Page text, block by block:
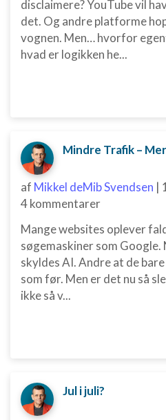
disclaimere? YouTube vil
det. Og andre platforme
vognen. Men… hvorfor
hvad er logikken he...
Mindre Trafik –
af Mikkel deMib Svendsen |
4 kommentarer
Mange websites oplever
søgemaskiner som
skyldes AI. Andre at de
som før. Men er det nu så
ikke så v...
Jul i juli?